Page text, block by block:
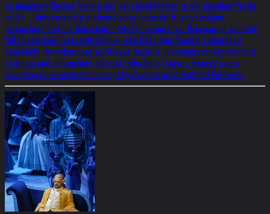
an imaginary Rococo Vienna and yet closely linked to the decadent fin de
siècle – they created a profound social comedy. It is not without
melancholy that the Marschallin lets her young lover Octavian go when he
falls head over heels with Sophie, who hails from Faninal’s bourgeois
household. As voluptuous as Strauss' score is, it contains tender moments
of dream and melancholy. Director Lydia Steier stages Strauss’ opera
according to an aesthetic concept by Austrian artist Gottfried Helnwein.